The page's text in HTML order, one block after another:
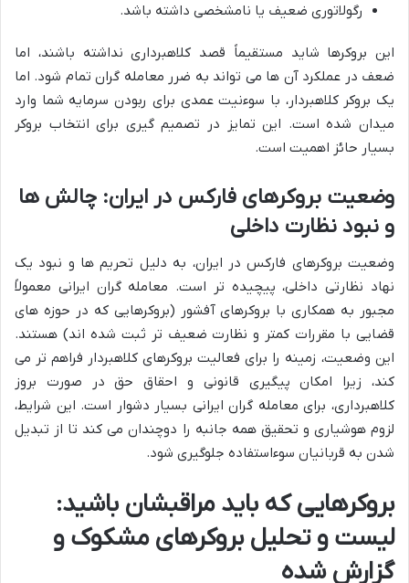
رگولاتوری ضعیف یا نامشخصی داشته باشد.
این بروکرها شاید مستقیماً قصد کلاهبرداری نداشته باشند، اما
ضعف در عملکرد آن ها می تواند به ضرر معامله گران تمام شود. اما
یک بروکر کلاهبردار، با سوءنیت عمدی برای ربودن سرمایه شما وارد
میدان شده است. این تمایز در تصمیم گیری برای انتخاب بروکر
بسیار حائز اهمیت است.
وضعیت بروکرهای فارکس در ایران: چالش ها
و نبود نظارت داخلی
وضعیت بروکرهای فارکس در ایران، به دلیل تحریم ها و نبود یک
نهاد نظارتی داخلی، پیچیده تر است. معامله گران ایرانی معمولاً
مجبور به همکاری با بروکرهای آفشور (بروکرهایی که در حوزه های
قضایی با مقررات کمتر و نظارت ضعیف تر ثبت شده اند) هستند.
این وضعیت، زمینه را برای فعالیت بروکرهای کلاهبردار فراهم تر می
کند، زیرا امکان پیگیری قانونی و احقاق حق در صورت بروز
کلاهبرداری، برای معامله گران ایرانی بسیار دشوار است. این شرایط،
لزوم هوشیاری و تحقیق همه جانبه را دوچندان می کند تا از تبدیل
شدن به قربانیان سوءاستفاده جلوگیری شود.
بروکرهایی که باید مراقبشان باشید:
لیست و تحلیل بروکرهای مشکوک و
گزارش شده